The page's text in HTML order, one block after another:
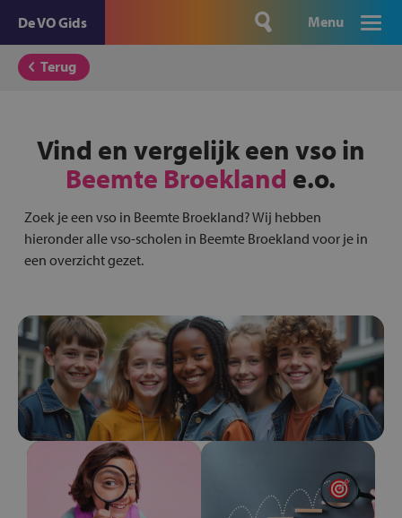
De VO Gids Menu
Terug
Vind en vergelijk een vso in
Beemte Broekland e.o.
Zoek je een vso in Beemte Broekland? Wij hebben
hieronder alle vso-scholen in Beemte Broekland voor je in
een overzicht gezet.